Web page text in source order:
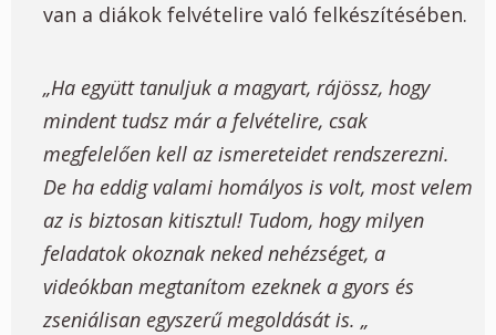
van a diákok felvételire való felkészítésében.
„Ha együtt tanuljuk a magyart, rájössz, hogy
mindent tudsz már a felvételire, csak
megfelelően kell az ismereteidet rendszerezni.
De ha eddig valami homályos is volt, most velem
az is biztosan kitisztul! Tudom, hogy milyen
feladatok okoznak neked nehézséget, a
videókban megtanítom ezeknek a gyors és
zseniálisan egyszerű megoldását is. „